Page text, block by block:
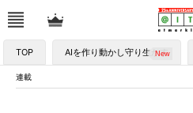
TOP AIを作り動かし守り生かす
連載